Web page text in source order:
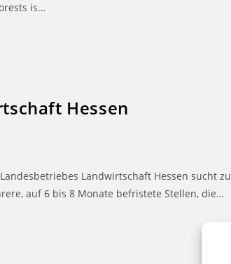
is…
Hessen
Landwirtschaft Hessen sucht
auf 6 bis 8 Monate befristete Stellen, die…